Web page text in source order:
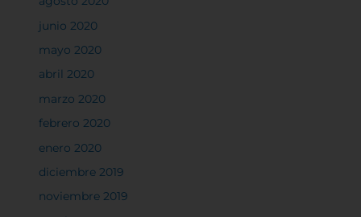
junio 2020
mayo 2020
abril 2020
marzo 2020
febrero 2020
enero 2020
diciembre 2019
noviembre 2019